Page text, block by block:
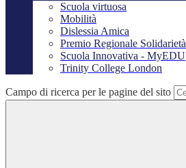
Scuola virtuosa
Mobilità
Dislessia Amica
Premio Regionale Solidarietà
Scuola Innovativa - MyEDU
Trinity College London
Campo di ricerca per le pagine del sito